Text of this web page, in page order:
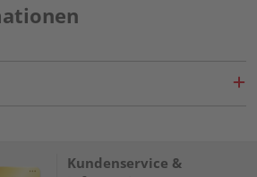
Kundenservice &